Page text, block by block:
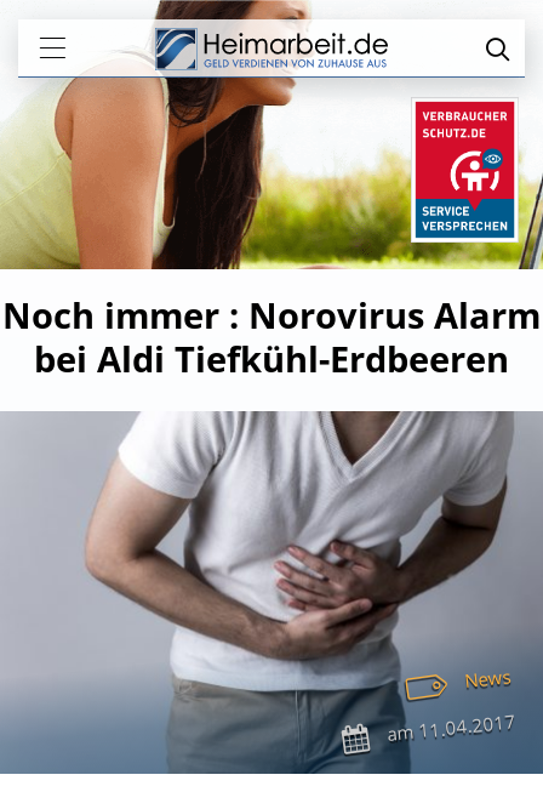
Noch immer : Norovirus Alarm
bei Aldi Tiefkühl-Erdbeeren
News
am11.04.2017